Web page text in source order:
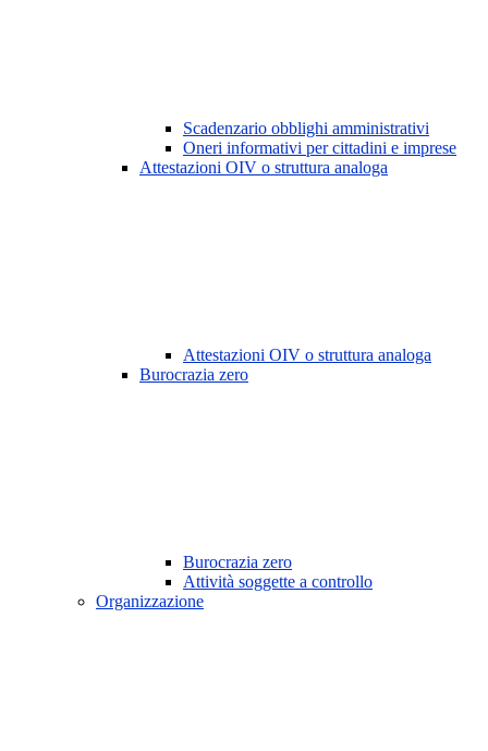
Scadenzario obblighi amministrativi
Oneri informativi per cittadini e imprese
Attestazioni OIV o struttura analoga
Attestazioni OIV o struttura analoga
Burocrazia zero
Burocrazia zero
Attività soggette a controllo
Organizzazione